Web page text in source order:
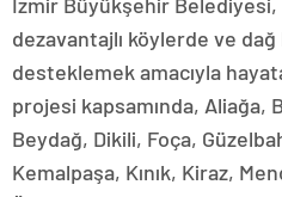
dezavantajlı köylerde ve dağ
desteklemek amacıyla
projesi kapsamında, Aliağa,
Beydağ, Dikili, Foça,
Kemalpaşa, Kınık, Kiraz,